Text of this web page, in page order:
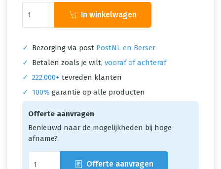
In winkelwagen
✓ Bezorging via post PostNL en Berser
✓
Betalen zoals je wilt, vooraf of achteraf
✓ 222.000+ tevreden klanten
✓
100% garantie op alle producten
Offerte aanvragen
Benieuwd naar de mogelijkheden bij hoge
afname?
Offerte aanvragen